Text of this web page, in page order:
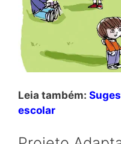
Leia também:
escolar